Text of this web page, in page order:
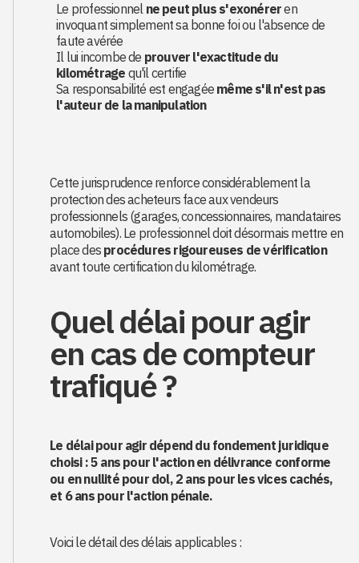
Le professionnel ne peut plus s'exonéreren
invoquant simplement sa bonne foi ou l'absence de
faute avérée
Il lui incombe de prouver l'exactitude du
kilométrage qu'il certifie
Sa responsabilité est engagée même s'il n'est pas
l'auteur de la manipulation
Cette jurisprudence renforce considérablement la
protection des acheteurs face aux vendeurs
professionnels (garages, concessionnaires, mandataires
automobiles). Le professionnel doit désormais mettre en
place des procédures rigoureuses de vérification
avant toute certification du kilométrage.
Quel délai pour agir
en cas de compteur
trafiqué ?
Le délai pour agir dépend du fondement juridique
choisi : 5 ans pour l'action en délivrance conforme
ou en nullité pour dol, 2 ans pour les vices cachés,
et 6 ans pour l'action pénale.
Voici le détail des délais applicables :